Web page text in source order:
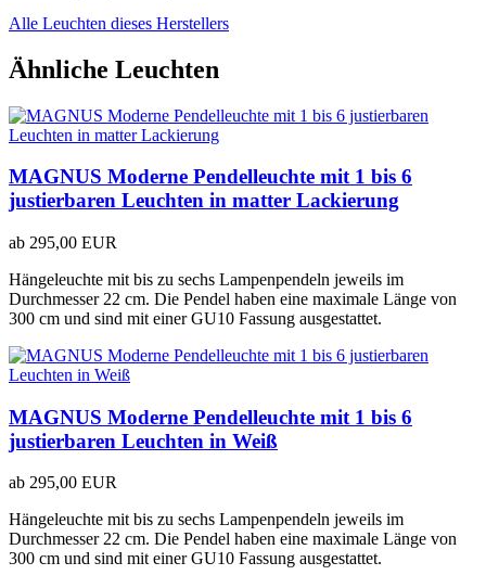
Alle Leuchten dieses Herstellers
Ähnliche Leuchten
MAGNUS Moderne Pendelleuchte mit 1 bis 6
justierbaren Leuchten in matter Lackierung
ab 295,00 EUR
Hängeleuchte mit bis zu sechs Lampenpendeln jeweils im
Durchmesser 22 cm. Die Pendel haben eine maximale Länge von
300 cm und sind mit einer GU10 Fassung ausgestattet.
MAGNUS Moderne Pendelleuchte mit 1 bis 6
justierbaren Leuchten in Weiß
ab 295,00 EUR
Hängeleuchte mit bis zu sechs Lampenpendeln jeweils im
Durchmesser 22 cm. Die Pendel haben eine maximale Länge von
300 cm und sind mit einer GU10 Fassung ausgestattet.